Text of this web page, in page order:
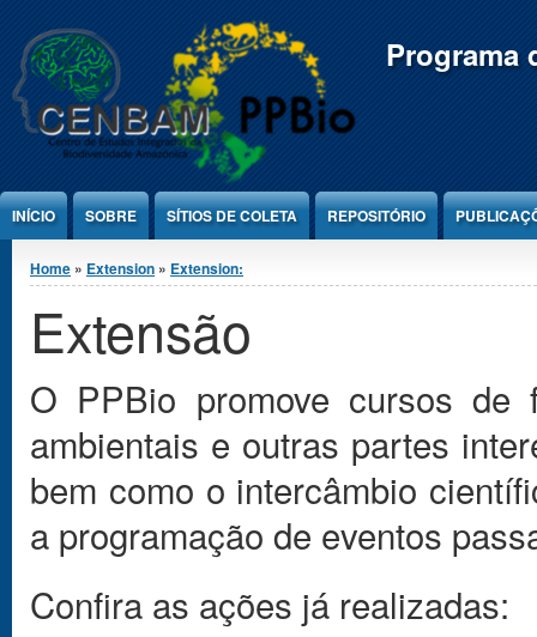
Programa
INÍCIO SOBRE SÍTIOS DE COLETA REPOSITÓRIO
You are here
Home » Extension » Extension:
Extensão
O PPBio promove cursos de
ambientais e outras partes
bem como o intercâmbio
a programação de eventos
Confira as ações já realizadas: